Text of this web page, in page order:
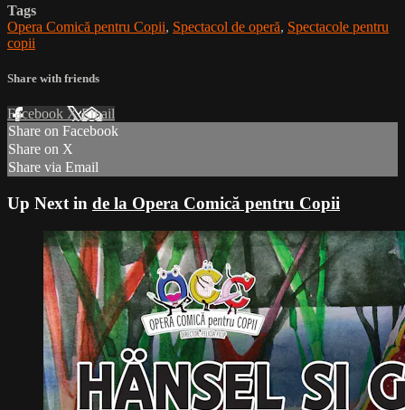
Tags
Opera Comică pentru Copii, Spectacol de operă, Spectacole pentru
copii
Share with friends
Facebook XEmail
Share on Facebook
Share on X
Share via Email
Up Next in de la Opera Comică pentru Copii